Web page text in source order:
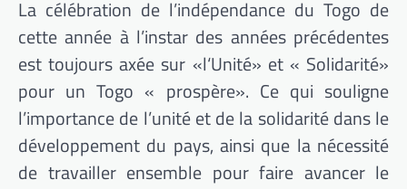
La célébration de l’indépendance du Togo de
cette année à l’instar des années précédentes
est toujours axée sur «l‘Unité» et « Solidarité»
pour un Togo « prospère». Ce qui souligne
l’importance de l’unité et de la solidarité dans le
développement du pays, ainsi que la nécessité
de travailler ensemble pour faire avancer le